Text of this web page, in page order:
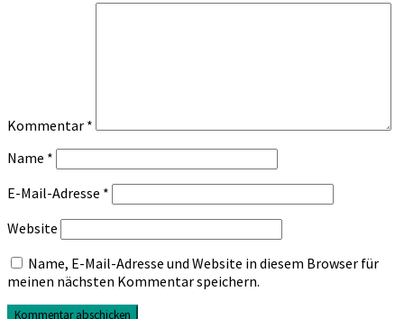
Kommentar *
Name *
E-Mail-Adresse *
Website
Name, E-Mail-Adresse und Website in diesem Browser für
meinen nächsten Kommentar speichern.